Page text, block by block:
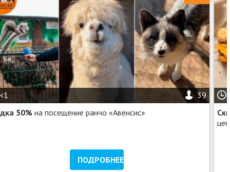
<1
39
50% на посещение ранчо «Авенсис»
ПОДРОБНЕЕ